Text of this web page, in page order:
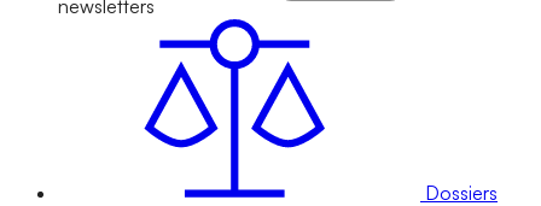
newsletters
Dossiers